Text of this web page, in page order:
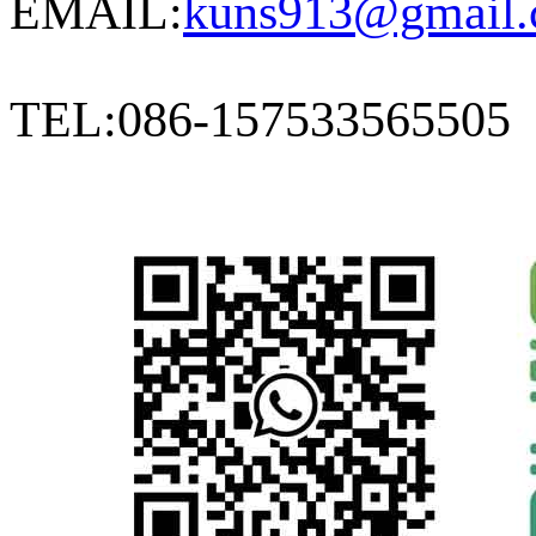
EMAIL:
TEL:086-157533565505